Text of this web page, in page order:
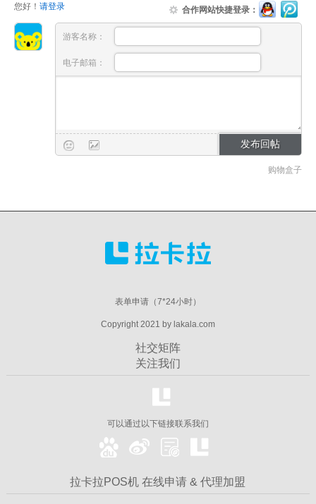
您好！ 请登录 合作网站快捷登录：
游客名称：
电子邮箱：
购物盒子
表单申请（7*24小时）
Copyright 2021 by lakala.com
社交矩阵
关注我们
可以通过以下链接联系我们
拉卡拉POS机 在线申请 & 代理加盟